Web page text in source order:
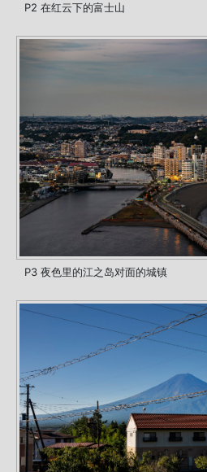
P2 在红云下的富士山
P3 夜色里的江之岛对面的城镇